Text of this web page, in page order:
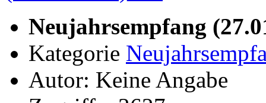
Neujahrsempfang
Kategorie
Autor: Keine Angabe